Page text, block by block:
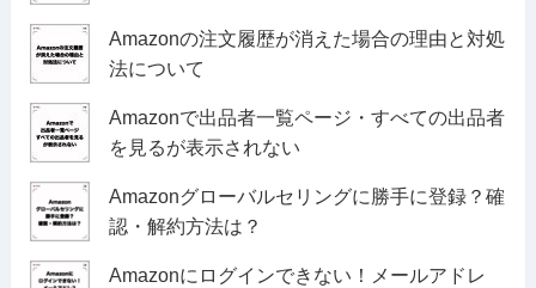
Amazonの注文履歴が消えた場合の理由と対処
法について
Amazonで出品者一覧ページ・すべての出品者
を見るが表示されない
Amazonグローバルセリングに勝手に登録？確
認・解約方法は？
Amazonにログインできない！メールアドレ